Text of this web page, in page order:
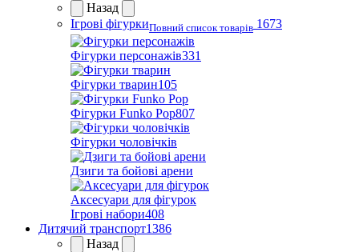
Назад
Ігрові фігуркиПовний список товарів 1673
Фігурки персонажів331
Фігурки тварин105
Фігурки Funko Pop807
Фігурки чоловічків
Дзиги та бойові арени
Аксесуари для фігурок
Ігрові набори408
Дитячий транспорт1386
Назад